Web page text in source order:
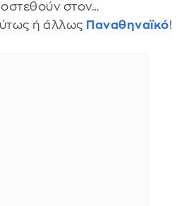
στον…
ή άλλως Παναθηναϊκό!